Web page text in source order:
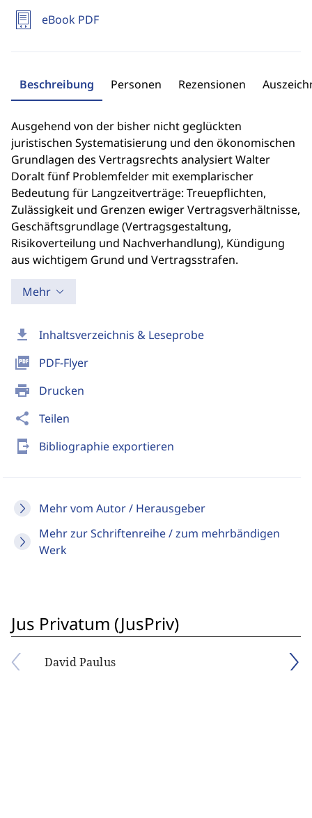
download Inhaltsverzeichnis & Leseprobe
picture_as_pdf PDF-Flyer
print Drucken
share Teilen
send_to_mobile Bibliographie exportieren
Mehr vom Autor / Herausgeber
Mehr zur Schriftenreihe / zum mehrbändigen
Werk
eBook PDF
Beschreibung Personen Rezensionen
Ausgehend von der bisher nicht geglückten
juristischen Systematisierung und den ökonomischen
Grundlagen des Vertragsrechts analysiert Walter
Doralt fünf Problemfelder mit exemplarischer
Bedeutung für Langzeitverträge: Treuepflichten,
Zulässigkeit und Grenzen ewiger Vertragsverhältnisse,
Geschäftsgrundlage (Vertragsgestaltung,
Risikoverteilung und Nachverhandlung), Kündigung
aus wichtigem Grund und Vertragsstrafen.
Mehr
Jus Privatum (JusPriv)
David Paulus